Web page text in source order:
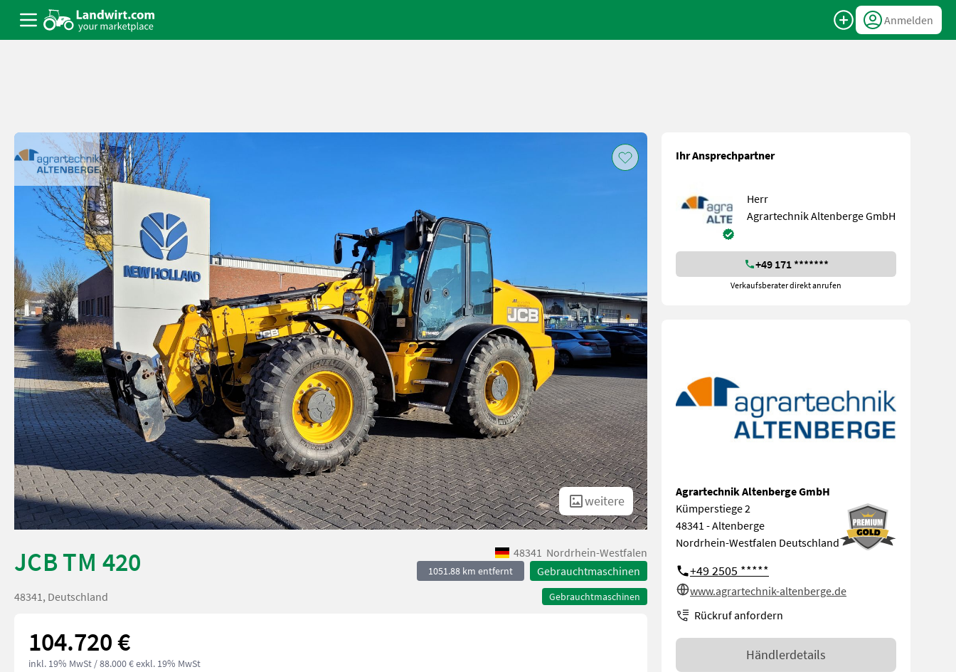
Anmelden
weitere
JCB TM 420 48341 Nordrhein-Westfalen
1051.88 km entfernt Gebrauchtmaschinen
Gebrauchtmaschinen
48341, Deutschland
104.720 €
inkl. 19% MwSt / 88.000 € exkl. 19% MwSt
Ihr Ansprechpartner
Herr
Agrartechnik Altenberge GmbH
+49 171 *******
Verkaufsberater direkt anrufen
Agrartechnik Altenberge GmbH
Kümperstiege 2
48341 - Altenberge
Nordrhein-Westfalen Deutschland
+49 2505 *****
www.agrartechnik-altenberge.de
Rückruf anfordern
Händlerdetails